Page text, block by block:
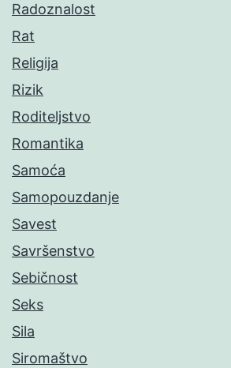
Radoznalost
Rat
Religija
Rizik
Roditeljstvo
Romantika
Samoća
Samopouzdanje
Savest
Savršenstvo
Sebičnost
Seks
Sila
Siromaštvo